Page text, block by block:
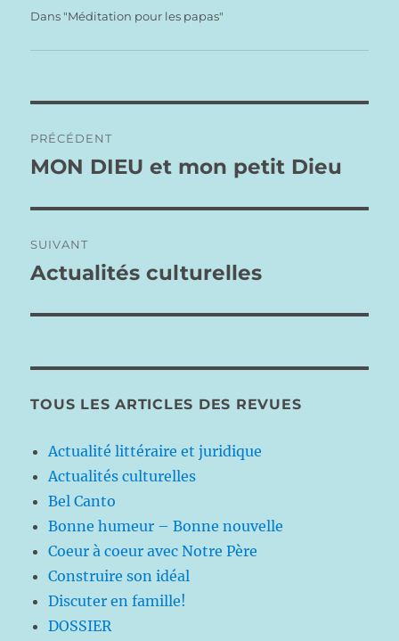
Dans "Méditation pour les papas"
de
PRÉCÉDENT
Publication
MON DIEU et mon petit Dieu
SUIVANT
Publication
Actualités culturelles
TOUS LES ARTICLES DES REVUES
Actualité littéraire et juridique
Actualités culturelles
Bel Canto
Bonne humeur – Bonne nouvelle
Coeur à coeur avec Notre Père
Construire son idéal
Discuter en famille!
DOSSIER